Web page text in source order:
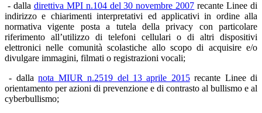
- dalla direttiva MPI n.104 del 30 novembre 2007 recante Linee di
indirizzo e chiarimenti interpretativi ed applicativi in ordine alla
normativa vigente posta a tutela della privacy con particolare
riferimento all’utilizzo di telefoni cellulari o di altri dispositivi
elettronici nelle comunità scolastiche allo scopo di acquisire e/o
divulgare immagini, filmati o registrazioni vocali;
- dallanota MIUR n.2519 del 13 aprile 2015recante Linee di
orientamento per azioni di prevenzione e di contrasto al bullismo e al
cyberbullismo;